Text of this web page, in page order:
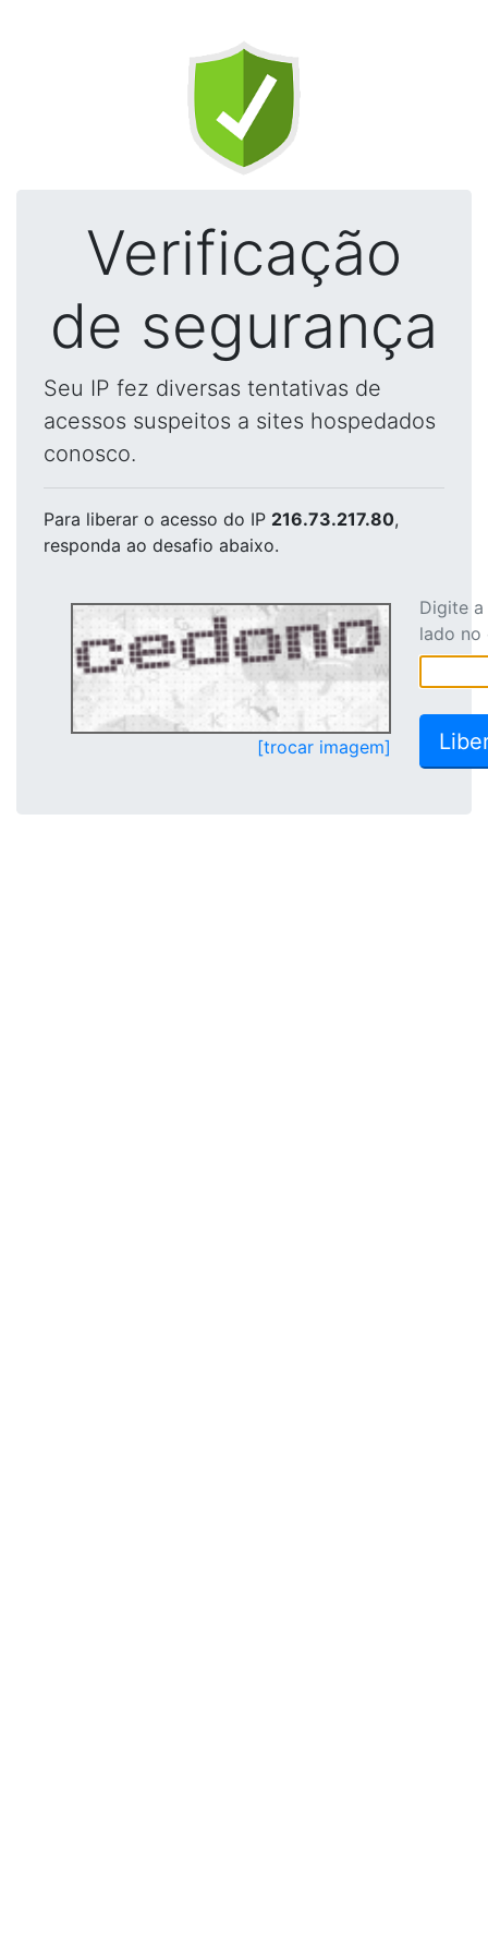
Verificação
de segurança
Seu IP fez diversas tentativas de
acessos suspeitos a sites hospedados
conosco.
Para liberar o acesso do IP 216.73.217.80,
responda ao desafio abaixo.
[trocar imagem]
Digite
lado no